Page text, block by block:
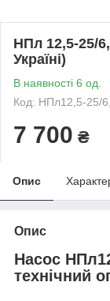
НПл 12,5-25/
Україні)
В наявності 6 од.
Код: НПл12,5-25/
7 700 ₴
Опис
Опис
Насос
технічний